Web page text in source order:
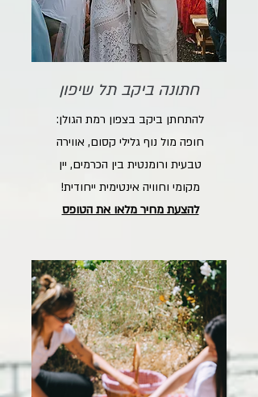
חתונה ביקב תל שיפון
להתחתן ביקב בצפון רמת הגולן:
חופה מול נוף גלילי קסום, אווירה
טבעית ורומנטית בין הכרמים, יין
מקומי וחוויה אינטימית ייחודית!
להצעת מחיר מלאו את הטופס